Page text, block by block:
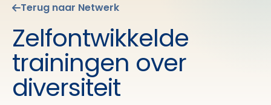
Terug naar Netwerk
Zelfontwikkelde
trainingen over
diversiteit